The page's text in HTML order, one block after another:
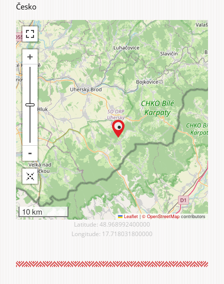
Česko
10 km Leaflet | © OpenStreetMap contributors
Latitude: 48.968992400000
Longitude: 17.718031800000